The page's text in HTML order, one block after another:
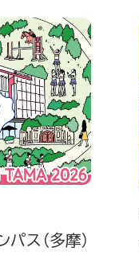
ス（多摩）